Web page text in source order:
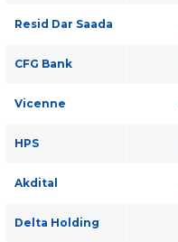
Resid Dar Saada
CFG Bank
Vicenne
HPS
Akdital
Delta Holding